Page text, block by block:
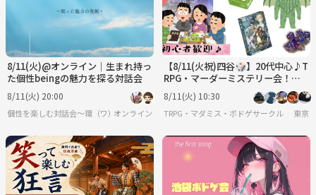
8/11(火)@オンライン｜生まれ持っ
た個性beingの魅力を探る対話会
8/11(火) 20:00
個性を楽しむ対話会〜環（ワ）〜オンライン
【8/11(火祝)四谷🎲】20代中心♪T
RPG・マーダーミステリー会！初
心者＆女性歓迎／感想戦あり✨
8/11(火) 10:30
TRPG・マダミス・ボドゲサークル 東京